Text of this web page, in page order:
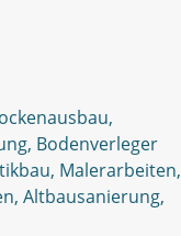
Bodenverleger
Malerarbeiten,
Altbausanierung,